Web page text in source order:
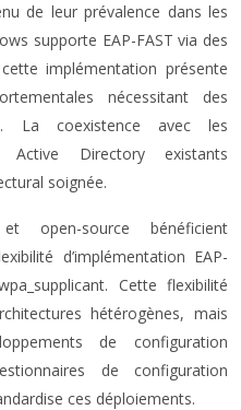
de leur prévalence dans les
supporte EAP-FAST via des
implémentation présente
nécessitant des
La coexistence avec les
Active Directory existants
soignée.
open-source bénéficient
d’implémentation EAP-
Cette flexibilité
hétérogènes, mais
de configuration
de configuration
ces déploiements.